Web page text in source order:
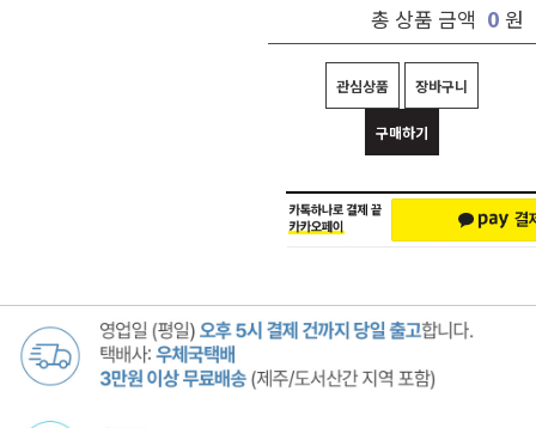
총 상품 금액 0 원
관심상품 장바구니
구매하기